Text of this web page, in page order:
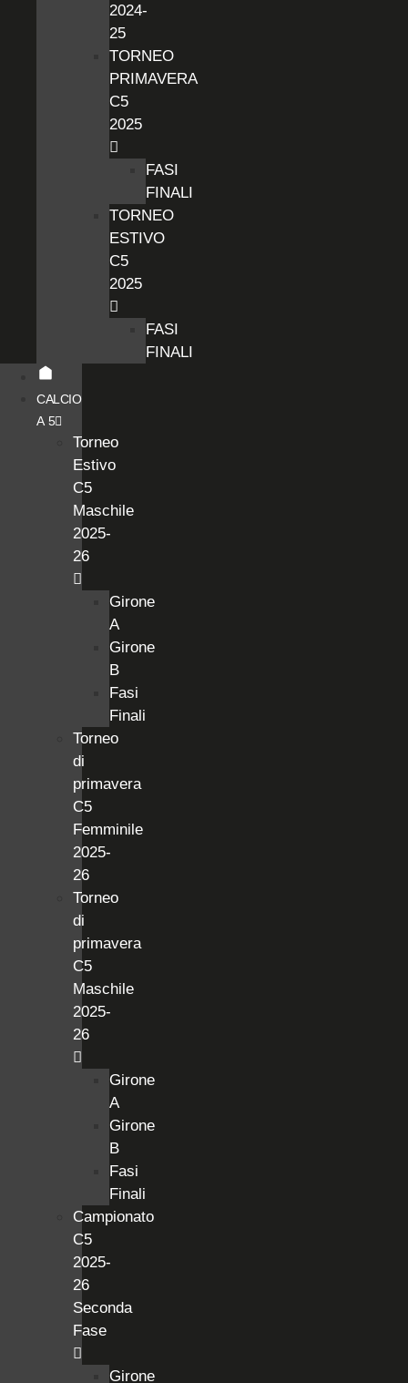
2024-
25
TORNEO
PRIMAVERA
C5
2025
FASI
FINALI
TORNEO
ESTIVO
C5
2025
FASI
FINALI
CALCIO
A 5
Torneo
Estivo
C5
Maschile
2025-
26
Girone
A
Girone
B
Fasi
Finali
Torneo
di
primavera
C5
Femminile
2025-
26
Torneo
di
primavera
C5
Maschile
2025-
26
Girone
A
Girone
B
Fasi
Finali
Campionato
C5
2025-
26
Seconda
Fase
Girone